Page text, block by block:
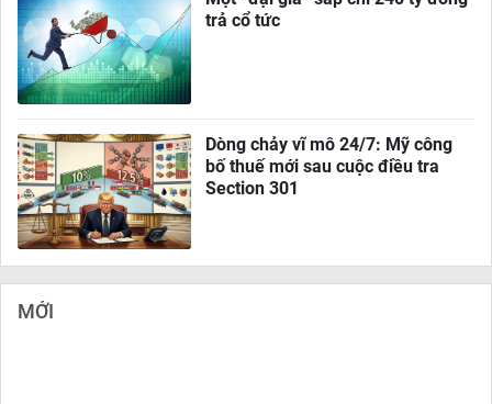
trả cổ tức
Dòng chảy vĩ mô 24/7: Mỹ công
bố thuế mới sau cuộc điều tra
Section 301
MỚI